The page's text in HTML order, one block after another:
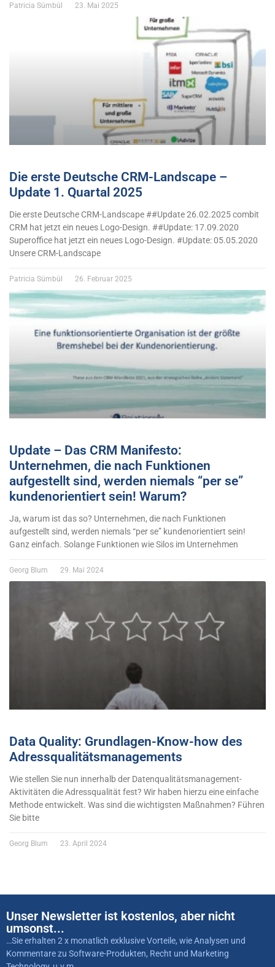
Patricia Sümbül 23. Mai 2025
Die erste Deutsche CRM-Landscape –
Update 1. Quartal 2025
Die erste Deutsche CRM-Landscape ##Update 26.02.2025 combit
CRM hat jetzt ein neues Logo-Design. ##Update: 17.09.2020
Superoffice hat jetzt ein neues Logo-Design. #Update: 05.05.2020
Unsere CRM-Landscape
Patricia Sümbül 26. Februar 2025
Update – Das CRM Manifesto:
Unternehmen, die nach Funktionen
aufgestellt sind, werden niemals “per se”
kundenorientiert sein! Warum?
Ja, warum ist das so? Unternehmen, die nach Funktionen
aufgestellt sind, werden niemals “per se” kundenorientiert sein!
Ganz einfach. Solange Funktionen wie Silos im Unternehmen
Georg Blum 29. Mai 2024
Data Quality: Grundlagen-Know-how des
Adressqualitätsmanagements
Wie stellen Sie nun innerhalb der Datenqualitätsmanagement-
Aktivitäten die Adressqualität fest? Wir haben hierzu eine einfache
Methode entwickelt. Was sind die wichtigsten Maßnahmen? Führen
Sie bitte
Georg Blum 23. April 2024
Unser Newsletter ist kostenlos, aber nicht
umsonst...
…Sie erhalten 2 x monatlich exklusive Vorteile, wie Analysen und
Kommentare zu Software-Produkten, Recht und Marketing